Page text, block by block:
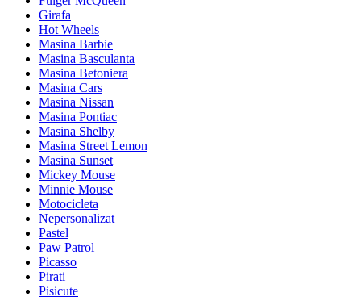
Girafa
Hot Wheels
Masina Barbie
Masina Basculanta
Masina Betoniera
Masina Cars
Masina Nissan
Masina Pontiac
Masina Shelby
Masina Street Lemon
Masina Sunset
Mickey Mouse
Minnie Mouse
Motocicleta
Nepersonalizat
Pastel
Paw Patrol
Picasso
Pirati
Pisicute